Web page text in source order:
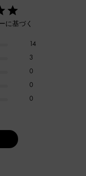
に基づく
14
3
0
0
0